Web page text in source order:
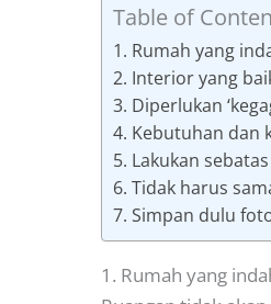
Table of
1. Rumah yang
2. Interior yang
3. Diperlukan
4. Kebutuhan dan
5. Lakukan
6. Tidak harus
7. Simpan dulu
1. Rumah yang